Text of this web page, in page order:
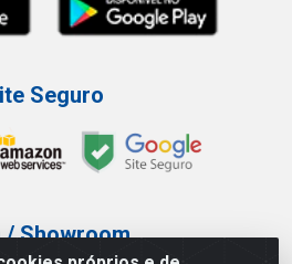
Seguro
/ Showroom